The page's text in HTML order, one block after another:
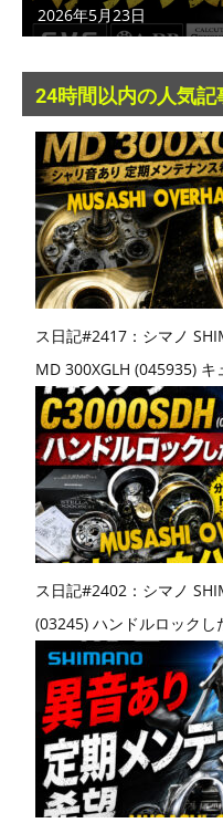
2026年5月23日
24時間以内の人気記
ス日記#2417：シマノ
MD 300XGLH (045935)
ス日記#2402：シマノ
(03245) ハンドルロック